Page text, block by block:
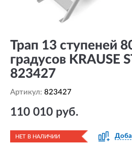
Трап 13 ступеней
градусов KRAUSE
823427
Артикул: 823427
110 010 руб.
НЕТ В НАЛИЧИИ